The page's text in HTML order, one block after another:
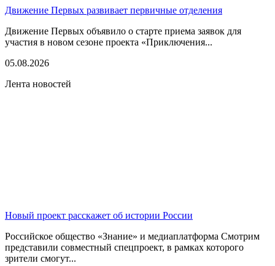
Движение Первых развивает первичные отделения
Движение Первых объявило о старте приема заявок для
участия в новом сезоне проекта «Приключения...
05.08.2026
Лента новостей
Новый проект расскажет об истории России
Российское общество «Знание» и медиаплатформа Смотрим
представили совместный спецпроект, в рамках которого
зрители смогут...